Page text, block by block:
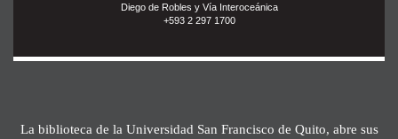
Diego de Robles y Vía Interoceánica
+593 2 297 1700
La biblioteca de la Universidad San Francisco de Quito, abre sus